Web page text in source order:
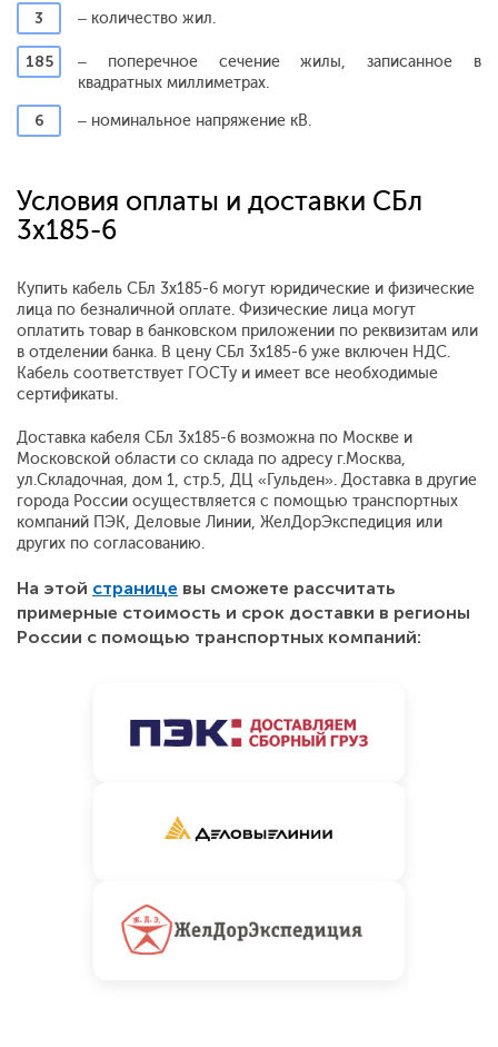
3
– количество жил.
185
– поперечное сечение жилы, записанное в
квадратных миллиметрах.
6
– номинальное напряжение кВ.
Условия оплаты и доставки СБл
3x185-6
Купить кабель СБл 3x185-6 могут юридические и физические
лица по безналичной оплате. Физические лица могут
оплатить товар в банковском приложении по реквизитам или
в отделении банка. В цену СБл 3x185-6 уже включен НДС.
Кабель соответствует ГОСТу и имеет все необходимые
сертификаты.
Доставка кабеля СБл 3x185-6 возможна по Москве и
Московской области со склада по адресу г.Москва,
ул.Складочная, дом 1, стр.5, ДЦ «Гульден». Доставка в другие
города России осуществляется с помощью транспортных
компаний ПЭК, Деловые Линии, ЖелДорЭкспедиция или
других по согласованию.
На этой странице вы сможете рассчитать
примерные стоимость и срок доставки в регионы
России с помощью транспортных компаний: